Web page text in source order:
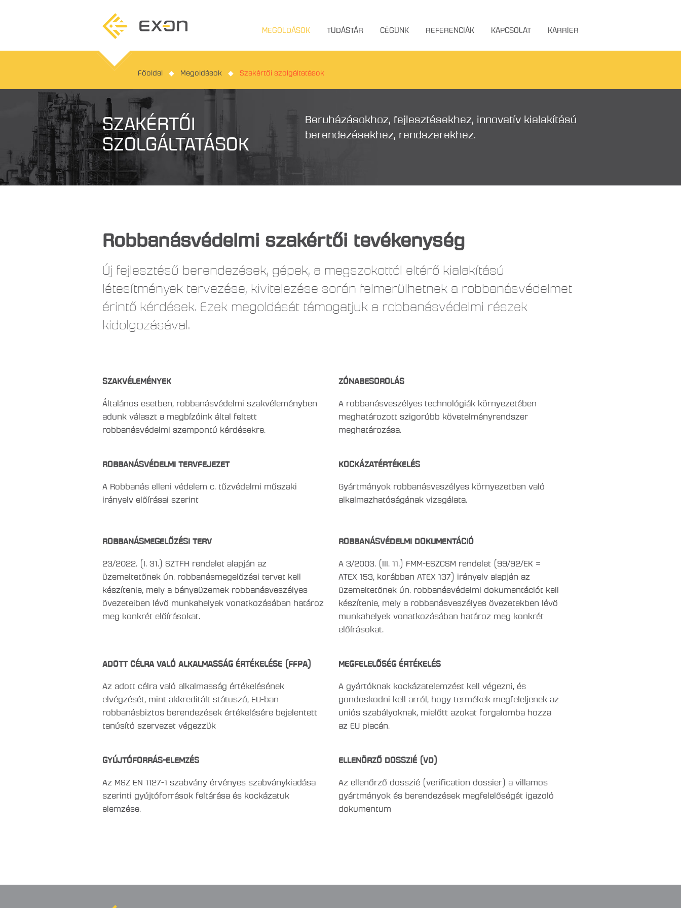
MEGOLDÁSOK TUDÁSTÁR CÉGÜNK REFERENCIÁK KAPCSOLAT KARRIER
Főoldal ◆ Megoldások ◆ Szakértői szolgáltatások
SZAKÉRTŐI
SZOLGÁLTATÁSOK
Beruházásokhoz, fejlesztésekhez, innovatív kialakítású
berendezésekhez, rendszerekhez.
Robbanásvédelmi szakértői tevékenység
Új fejlesztésű berendezések, gépek, a megszokottól eltérő kialakítású
létesítmények tervezése, kivitelezése során felmerülhetnek a robbanásvédelmet
érintő kérdések. Ezek megoldását támogatjuk a robbanásvédelmi részek
kidolgozásával.
SZAKVÉLEMÉNYEK
Általános esetben, robbanásvédelmi szakvéleményben
adunk választ a megbízóink által feltett
robbanásvédelmi szempontú kérdésekre.
ZÓNABESOROLÁS
A robbanásveszélyes technológiák környezetében
meghatározott szigorúbb követelményrendszer
meghatározása.
ROBBANÁSVÉDELMI TERVFEJEZET
A Robbanás elleni védelem c. tűzvédelmi műszaki
irányelv előírásai szerint
KOCKÁZATÉRTÉKELÉS
Gyártmányok robbanásveszélyes környezetben való
alkalmazhatóságának vizsgálata.
ROBBANÁSMEGELŐZÉSI TERV
23/2022. (I. 31.) SZTFH rendelet alapján az
üzemeltetőnek ún. robbanásmegelőzési tervet kell
készítenie, mely a bányaüzemek robbanásveszélyes
övezeteiben lévő munkahelyek vonatkozásában határoz
meg konkrét előírásokat.
ROBBANÁSVÉDELMI DOKUMENTÁCIÓ
A 3/2003. (III. 11.) FMM-ESZCSM rendelet (99/92/EK =
ATEX 153, korábban ATEX 137) irányelv alapján az
üzemeltetőnek ún. robbanásvédelmi dokumentációt kell
készítenie, mely a robbanásveszélyes övezetekben lévő
munkahelyek vonatkozásában határoz meg konkrét
előírásokat.
ADOTT CÉLRA VALÓ ALKALMASSÁG ÉRTÉKELÉSE (FFPA)
Az adott célra való alkalmasság értékelésének
elvégzését, mint akkreditált státuszú, EU-ban
robbanásbiztos berendezések értékelésére bejelentett
tanúsító szervezet végezzük
MEGFELELŐSÉG ÉRTÉKELÉS
A gyártóknak kockázatelemzést kell végezni, és
gondoskodni kell arról, hogy termékek megfeleljenek az
uniós szabályoknak, mielőtt azokat forgalomba hozza
az EU piacán.
GYÚJTÓFORRÁS-ELEMZÉS
Az MSZ EN 1127-1 szabvány érvényes szabványkiadása
szerinti gyújtóforrások feltárása és kockázatuk
elemzése.
ELLENÖRZŐ DOSSZIÉ (VD)
Az ellenőrző dosszié (verification dossier) a villamos
gyártmányok és berendezések megfelelőségét igazoló
dokumentum